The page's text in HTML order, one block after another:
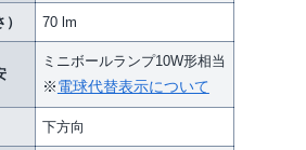
70 lm
ミニボールランプ10W形相当
※電球代替表示について
下方向